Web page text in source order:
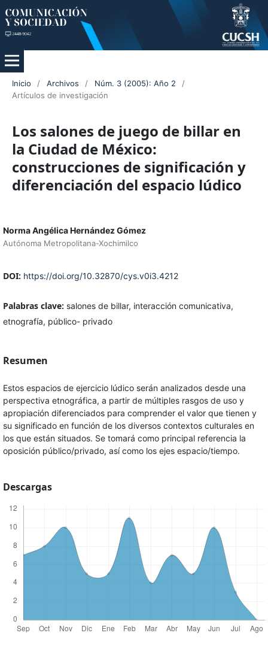
Inicio / Archivos / Núm. 3 (2005): Año 2
/
Artículos de investigación
Los salones de juego de billar en
la Ciudad de México:
construcciones de significación y
diferenciación del espacio lúdico
Norma Angélica Hernández Gómez
Autónoma Metropolitana-Xochimilco
DOI: https://doi.org/10.32870/cys.v0i3.4212
Palabras clave: salones de billar, interacción comunicativa,
etnografía, público- privado
Resumen
Estos espacios de ejercicio lúdico serán analizados desde una
perspectiva etnográfica, a partir de múltiples rasgos de uso y
apropiación diferenciados para comprender el valor que tienen y
su significado en función de los diversos contextos culturales en
los que están situados. Se tomará como principal referencia la
oposición público/privado, así como los ejes espacio/tiempo.
Descargas